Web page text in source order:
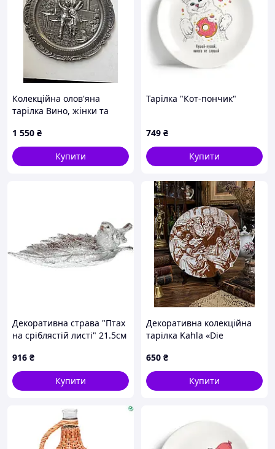
Колекційна олов'яна
тарілка Вино, жінки та
1 550 ₴
Купити
Тарілка "Кот-пончик"
749 ₴
Купити
Декоративна страва "Птах
на сріблястій листі" 21.5см
916 ₴
Купити
Декоративна колекційна
тарілка Kahla «Die
порцеляна, НДР (GDR), 23,5
см
650 ₴
Купити